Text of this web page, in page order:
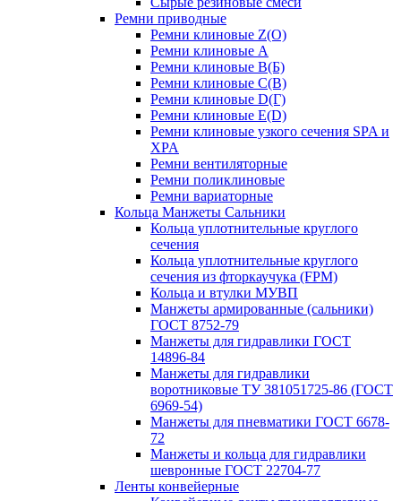
Ремни приводные
Ремни клиновые Z(О)
Ремни клиновые A
Ремни клиновые B(Б)
Ремни клиновые C(В)
Ремни клиновые D(Г)
Ремни клиновые Е(D)
Ремни клиновые узкого сечения SPA и
XPA
Ремни вентиляторные
Ремни поликлиновые
Ремни вариаторные
Кольца Манжеты Сальники
Кольца уплотнительные круглого
сечения
Кольца уплотнительные круглого
сечения из фторкаучука (FPM)
Кольца и втулки МУВП
Манжеты армированные (сальники)
ГОСТ 8752-79
Манжеты для гидравлики ГОСТ
14896-84
Манжеты для гидравлики
воротниковые ТУ 381051725-86 (ГОСТ
6969-54)
Манжеты для пневматики ГОСТ 6678-
72
Манжеты и кольца для гидравлики
шевронные ГОСТ 22704-77
Ленты конвейерные